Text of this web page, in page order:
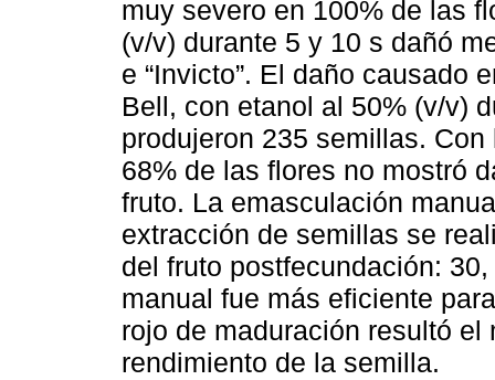
muy severo en 100% de las
(v/v) durante 5 y 10 s dañó
e “Invicto”. El daño causado
Bell, con etanol al 50% (v/v)
produjeron 235 semillas.
68% de las flores no mostró
fruto. La emasculación
extracción de semillas se
del fruto postfecundación:
manual fue más eficiente
rojo de maduración resultó
rendimiento de la semilla.